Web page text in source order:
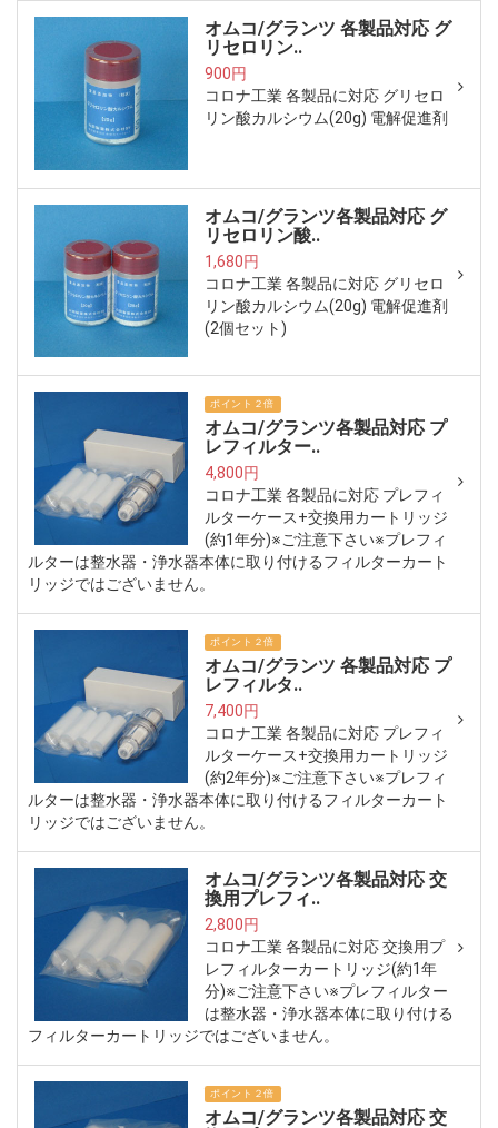
オムコ/グランツ 各製品対応 グ
リセロリン..
900円
コロナ工業 各製品に対応 グリセロ
リン酸カルシウム(20g) 電解促進剤
オムコ/グランツ各製品対応 グ
リセロリン酸..
1,680円
コロナ工業 各製品に対応 グリセロ
リン酸カルシウム(20g) 電解促進剤
(2個セット)
ポイント２倍
オムコ/グランツ各製品対応 プ
レフィルター..
4,800円
コロナ工業 各製品に対応 プレフィ
ルターケース+交換用カートリッジ
(約1年分)※ご注意下さい※プレフィ
ルターは整水器・浄水器本体に取り付けるフィルターカート
リッジではございません。
ポイント２倍
オムコ/グランツ 各製品対応 プ
レフィルタ..
7,400円
コロナ工業 各製品に対応 プレフィ
ルターケース+交換用カートリッジ
(約2年分)※ご注意下さい※プレフィ
ルターは整水器・浄水器本体に取り付けるフィルターカート
リッジではございません。
オムコ/グランツ各製品対応 交
換用プレフィ..
2,800円
コロナ工業 各製品に対応 交換用プ
レフィルターカートリッジ(約1年
分)※ご注意下さい※プレフィルター
は整水器・浄水器本体に取り付ける
フィルターカートリッジではございません。
ポイント２倍
オムコ/グランツ各製品対応 交